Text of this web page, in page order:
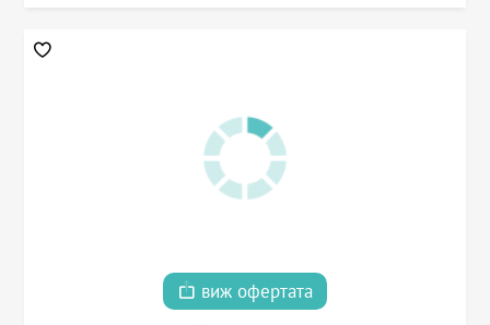
виж офертата